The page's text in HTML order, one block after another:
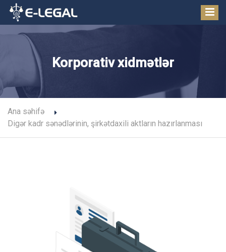
Korporativ xidmətlər
Ana səhifə
Digər kadr sənədlərinin, şirkətdaxili aktların hazırlanması